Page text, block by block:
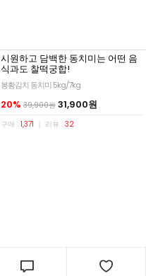
시원하고 담백한 동치미는 어떤 음
식과도 찰떡궁합!
봉황김치 동치미 5kg/7kg
20%39,900원 31,900원
구매 : 1,371 ｜ 리뷰 : 32